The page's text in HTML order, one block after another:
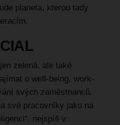
planeta, kterou tady
zelená, ale také
o well-being, work-
svých zaměstnanců.
své pracovníky jako na
nejspíš v